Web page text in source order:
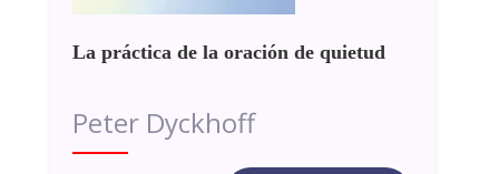
La práctica de la oración de quietud
Peter Dyckhoff